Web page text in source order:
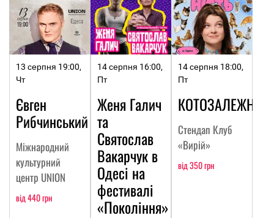
13 серпня 19:00,
Чт
Євген
Рибчинський
Міжнародний
культурний
центр UNION
від 440 грн
14 серпня 16:00,
Пт
Женя Галич
та
Святослав
Вакарчук в
Одесі на
фестивалі
«Покоління»
14 серпня 18:00,
Пт
Стендап Клуб
«Вирій»
від 350 грн